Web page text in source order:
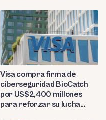
Visa compra firma de
ciberseguridad BioCatch
por US$2,400 millones
para reforzar su lucha